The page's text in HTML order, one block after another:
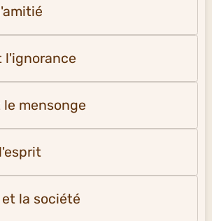
l'ignorance
mensonge
la société